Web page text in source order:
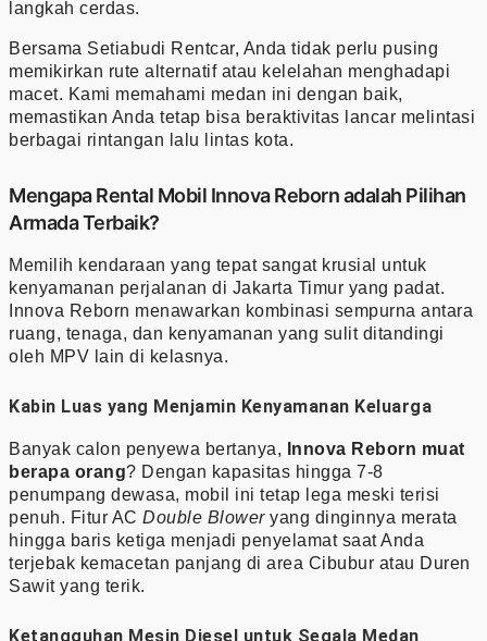
langkah cerdas.
Bersama Setiabudi Rentcar, Anda tidak perlu pusing
memikirkan rute alternatif atau kelelahan menghadapi
macet. Kami memahami medan ini dengan baik,
memastikan Anda tetap bisa beraktivitas lancar melintasi
berbagai rintangan lalu lintas kota.
Mengapa Rental Mobil Innova Reborn adalah Pilihan
Armada Terbaik?
Memilih kendaraan yang tepat sangat krusial untuk
kenyamanan perjalanan di Jakarta Timur yang padat.
Innova Reborn menawarkan kombinasi sempurna antara
ruang, tenaga, dan kenyamanan yang sulit ditandingi
oleh MPV lain di kelasnya.
Kabin Luas yang Menjamin Kenyamanan Keluarga
Banyak calon penyewa bertanya,
Innova Reborn muat
berapa orang? Dengan kapasitas hingga 7-8
penumpang dewasa, mobil ini tetap lega meski terisi
penuh. Fitur AC Double Bloweryang dinginnya merata
hingga baris ketiga menjadi penyelamat saat Anda
terjebak kemacetan panjang di area Cibubur atau Duren
Sawit yang terik.
Ketangguhan Mesin Diesel untuk Segala Medan